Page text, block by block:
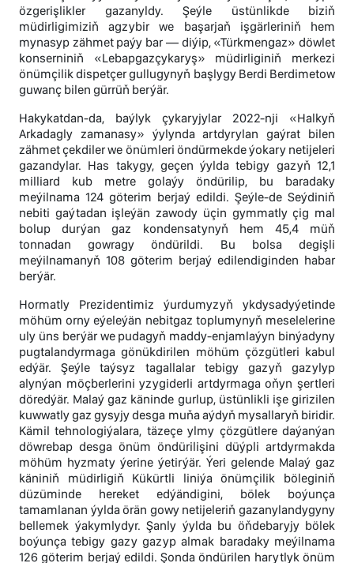
özgerişlikler gazanyldy. Şeýle üstünlikde biziň
müdirligimiziň agzybir we başarjaň işgärleriniň hem
mynasyp zähmet paýy bar — diýip, «Türkmengaz» döwlet
konserniniň «Lebapgazçykaryş» müdirliginiň merkezi
önümçilik dispetçer gullugynyň başlygy Berdi Berdimetow
guwanç bilen gürrüň berýär.
Hakykatdan-da, baýlyk çykaryjylar 2022-nji «Halkyň
Arkadagly zamanasy» ýylynda artdyrylan gaýrat bilen
zähmet çekdiler we önümleri öndürmekde ýokary netijeleri
gazandylar. Has takygy, geçen ýylda tebigy gazyň 12,1
milliard kub metre golaýy öndürilip, bu baradaky
meýilnama 124 göterim berjaý edildi. Şeýle-de Seýdiniň
nebiti gaýtadan işleýän zawody üçin gymmatly çig mal
bolup durýan gaz kondensatynyň hem 45,4 müň
tonnadan gowragy öndürildi. Bu bolsa degişli
meýilnamanyň 108 göterim berjaý edilendiginden habar
berýär.
Hormatly Prezidentimiz ýurdumyzyň ykdysadyýetinde
möhüm orny eýeleýän nebitgaz toplumynyň meselelerine
uly üns berýär we pudagyň maddy-enjamlaýyn binýadyny
pugtalandyrmaga gönükdirilen möhüm çözgütleri kabul
edýär. Şeýle taýsyz tagallalar tebigy gazyň gazylyp
alynýan möçberlerini yzygiderli artdyrmaga oňyn şertleri
döredýär. Malaý gaz käninde gurlup, üstünlikli işe girizilen
kuwwatly gaz gysyjy desga muňa aýdyň mysallaryň biridir.
Kämil tehnologiýalara, täzeçe ylmy çözgütlere daýanýan
döwrebap desga önüm öndürilişini düýpli artdyrmakda
möhüm hyzmaty ýerine ýetirýär. Ýeri gelende Malaý gaz
käniniň müdirligiň Kükürtli liniýa önümçilik böleginiň
düzüminde hereket edýändigini, bölek boýunça
tamamlanan ýylda örän gowy netijeleriň gazanylandygyny
bellemek ýakymlydyr. Şanly ýylda bu öňdebaryjy bölek
boýunça tebigy gazy gazyp almak baradaky meýilnama
126 göterim berjaý edildi. Şonda öndürilen harytlyk önüm